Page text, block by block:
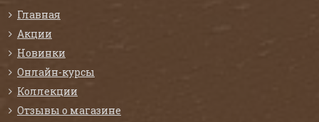
Главная
Акции
Новинки
Онлайн-курсы
Коллекции
Отзывы о магазине